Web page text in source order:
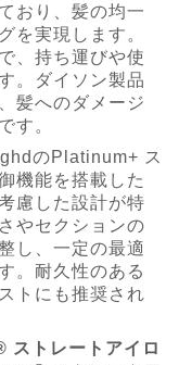
おり、髪の均一
を実現します。
、持ち運びや使
。ダイソン製品
髪へのダメージ
す。
のPlatinum+ ス
機能を搭載した
慮した設計が特
やセクションの
し、一定の最適
。耐久性のある
トにも推奨され
ストレートアイロ